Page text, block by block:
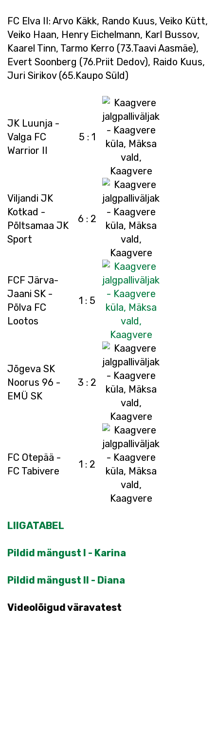
FC Elva II: Arvo Käkk, Rando Kuus, Veiko Kütt,
Veiko Haan, Henry Eichelmann, Karl Bussov,
Kaarel Tinn, Tarmo Kerro (73.Taavi Aasmäe),
Evert Soonberg (76.Priit Dedov), Raido Kuus,
Juri Sirikov (65.Kaupo Süld)
JK Luunja -
Valga FC
Warrior II
5 : 1
Viljandi JK
Kotkad -
Põltsamaa JK
Sport
6 : 2
FCF Järva-
Jaani SK -
Põlva FC
Lootos
1 : 5
Jõgeva SK
Noorus 96 -
EMÜ SK
3 : 2
FC Otepää -
FC Tabivere
1 : 2
LIIGATABEL
Pildid mängust I - Karina
Pildid mängust II - Diana
Videolõigud väravatest